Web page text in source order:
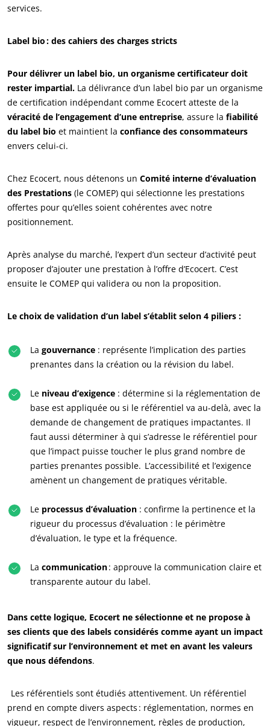
NOS ENGAGEMENTS RSE
Agir via nos prestations
Progresser avec nos équipes
S’investir pour notre environnement
Innover avec notre écosystème
services.
Label bio : des cahiers des charges stricts
Pour délivrer un label bio, un organisme certificateur doit
rester impartial. La délivrance d’un label bio par un organisme
de certification indépendant comme Ecocert atteste de la
véracité de l’engagement d’une entreprise, assure la fiabilité
du label bio et maintient la confiance des consommateurs
envers celui-ci.
Chez Ecocert, nous détenons un Comité interne d’évaluation
des Prestations (le COMEP) qui sélectionne les prestations
offertes pour qu’elles soient cohérentes avec notre
positionnement.
Après analyse du marché, l’expert d’un secteur d’activité peut
proposer d’ajouter une prestation à l’offre d’Ecocert. C’est
ensuite le COMEP qui validera ou non la proposition.
Le choix de validation d’un label s’établit selon 4 piliers :
La gouvernance : représente l’implication des parties
prenantes dans la création ou la révision du label.
Le niveau d’exigence : détermine si la réglementation de
base est appliquée ou si le référentiel va au-delà, avec la
demande de changement de pratiques impactantes. Il
faut aussi déterminer à qui s’adresse le référentiel pour
que l’impact puisse toucher le plus grand nombre de
parties prenantes possible. L’accessibilité et l’exigence
amènent un changement de pratiques véritable.
Le processus d’évaluation : confirme la pertinence et la
rigueur du processus d’évaluation : le périmètre
d’évaluation, le type et la fréquence.
La communication: approuve la communication claire et
transparente autour du label.
Dans cette logique, Ecocert ne sélectionne et ne propose à
ses clients que des labels considérés comme ayant un impact
significatif sur l’environnement et met en avant les valeurs
que nous défendons.
Les référentiels sont étudiés attentivement. Un référentiel
prend en compte divers aspects : réglementation, normes en
vigueur, respect de l’environnement, règles de production,